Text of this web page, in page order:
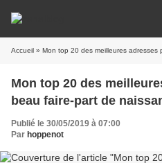
Accueil » Mon top 20 des meilleures
Mon top 20 des
beau faire-part de
Publié le 30/05/2019 à 07:00
Par hoppenot